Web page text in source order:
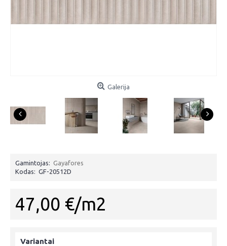
Galerija
Gamintojas: Gayafores
Kodas: GF-20512D
47,00 €/m2
Variantai